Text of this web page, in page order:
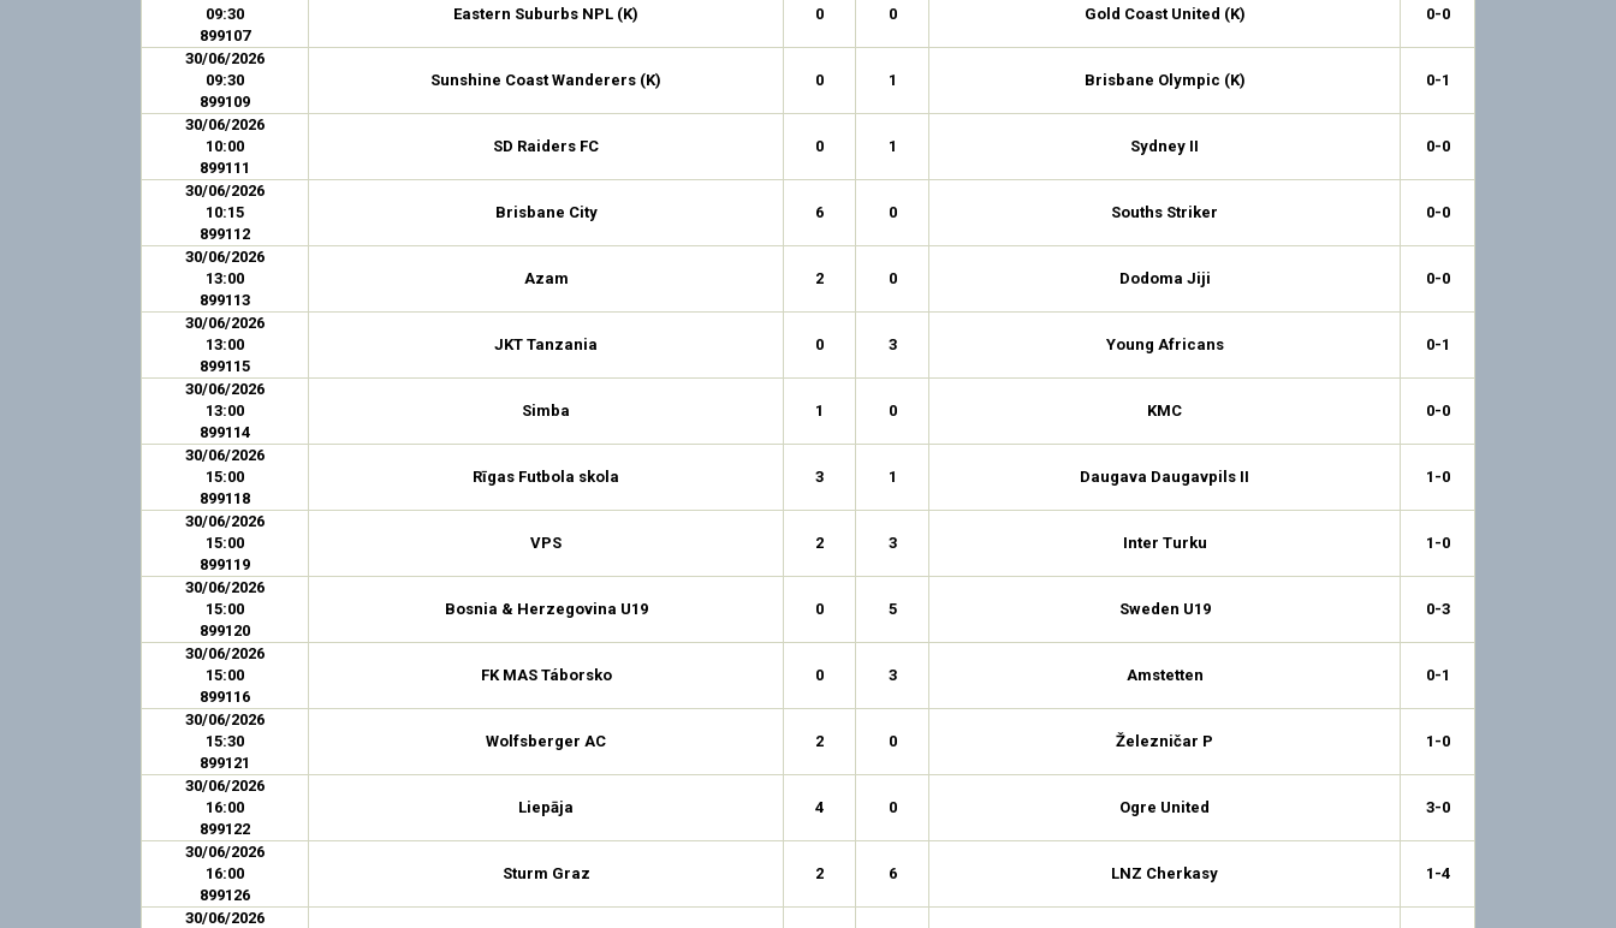
09:30
899107
Eastern Suburbs NPL (K) 0 0 Gold Coast United (K) 0-0
30/06/2026
09:30
899109
Sunshine Coast Wanderers (K) 0 1 Brisbane Olympic (K) 0-1
30/06/2026
10:00
899111
SD Raiders FC 0 1 Sydney II 0-0
30/06/2026
10:15
899112
Brisbane City 6 0 Souths Striker 0-0
30/06/2026
13:00
899113
Azam 2 0 Dodoma Jiji 0-0
30/06/2026
13:00
899115
JKT Tanzania 0 3 Young Africans 0-1
30/06/2026
13:00
899114
Simba 1 0 KMC 0-0
30/06/2026
15:00
899118
Rīgas Futbola skola 3 1 Daugava Daugavpils II 1-0
30/06/2026
15:00
899119
VPS 2 3 Inter Turku 1-0
30/06/2026
15:00
899120
Bosnia & Herzegovina U19 0 5 Sweden U19 0-3
30/06/2026
15:00
899116
FK MAS Táborsko 0 3 Amstetten 0-1
30/06/2026
15:30
899121
Wolfsberger AC 2 0 Železničar P 1-0
30/06/2026
16:00
899122
Liepāja 4 0 Ogre United 3-0
30/06/2026
16:00
899126
Sturm Graz 2 6 LNZ Cherkasy 1-4
30/06/2026